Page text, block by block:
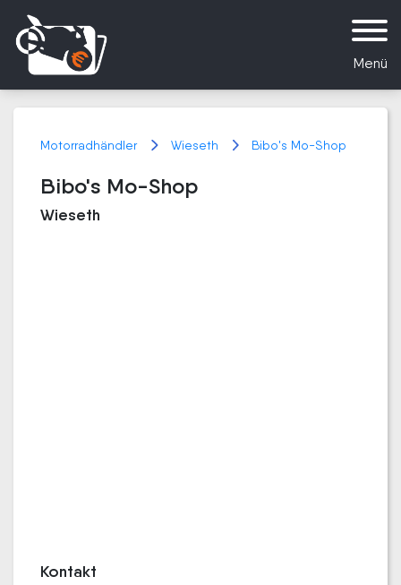
Menü
Motorradhändler Wieseth Bibo's Mo-Shop
Bibo's Mo-Shop
Wieseth
Kontakt